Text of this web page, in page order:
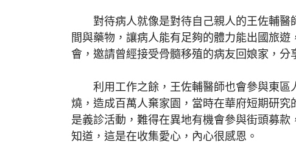
對待病人就像是對待自己親人的王佐輔醫
間與藥物，讓病人能有足夠的體力能出國旅
會，邀請曾經接受骨髓移殖的病友回娘家，
利用工作之餘，王佐輔醫師也會參與東區
燒，造成百萬人棄家園，當時在華府短期研
是義診活動，難得在異地有機會參與街頭募
知道，這是在收集愛心，內心很感恩。